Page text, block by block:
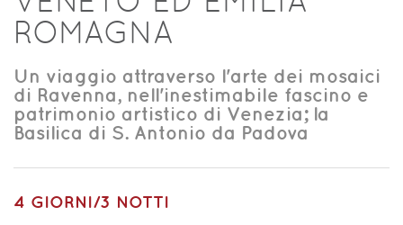
ROMAGNA
Un viaggio attraverso l'arte dei mosaici
di Ravenna, nell'inestimabile fascino e
patrimonio artistico di Venezia; la
Basilica di S. Antonio da Padova
4 GIORNI/3 NOTTI